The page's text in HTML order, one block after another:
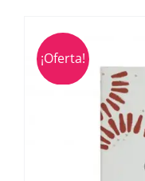
¡Oferta!